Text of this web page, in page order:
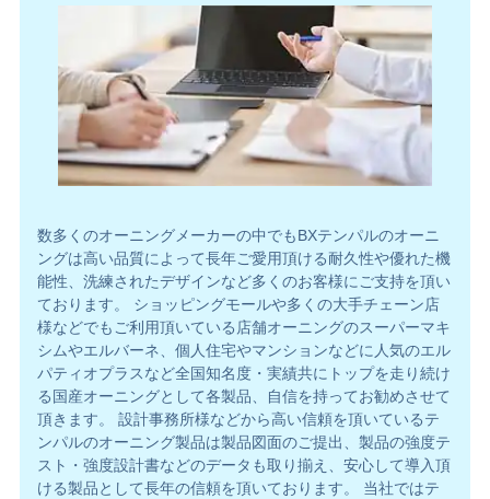
数多くのオーニングメーカーの中でもBXテンパルのオーニ
ングは高い品質によって長年ご愛用頂ける耐久性や優れた機
能性、洗練されたデザインなど多くのお客様にご支持を頂い
ております。 ショッピングモールや多くの大手チェーン店
様などでもご利用頂いている店舗オーニングのスーパーマキ
シムやエルバーネ、個人住宅やマンションなどに人気のエル
パティオプラスなど全国知名度・実績共にトップを走り続け
る国産オーニングとして各製品、自信を持ってお勧めさせて
頂きます。 設計事務所様などから高い信頼を頂いているテ
ンパルのオーニング製品は製品図面のご提出、製品の強度テ
スト・強度設計書などのデータも取り揃え、安心して導入頂
ける製品として長年の信頼を頂いております。 当社ではテ